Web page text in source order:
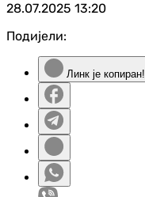
28.07.2025 13:20
Подијели:
Линк је копиран!